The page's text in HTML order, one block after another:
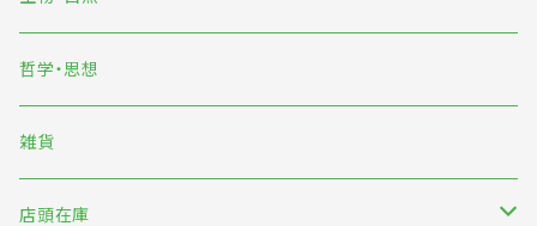
くまおり純
哲学・思想
雑貨
店頭在庫